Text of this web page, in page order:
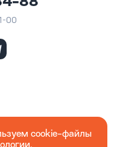
00
cookie-файлы